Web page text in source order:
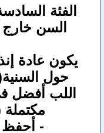
الفئة
يكون عادة
اللب أفضل
-